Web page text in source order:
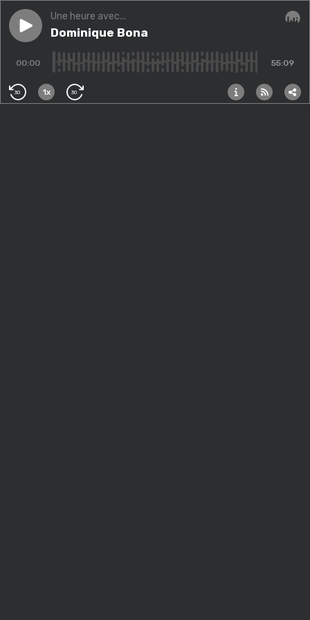
Play episodeDominique Bona
Une heure avec...
Dominique Bona
00:00 55:09
30 1x 30